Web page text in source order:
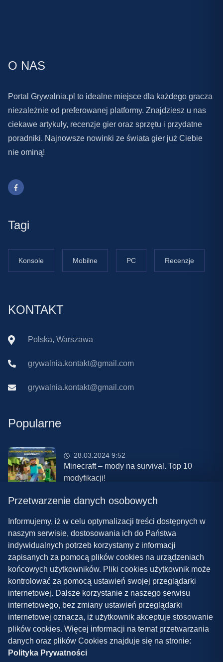
O NAS
Portal Grywalnia.pl to idealne miejsce dla każdego gracza
niezależnie od preferowanej platformy. Znajdziesz u nas
ciekawe artykuły, recenzje gier oraz sprzętu i przydatne
poradniki. Najnowsze nowinki ze świata gier już Ciebie
nie ominą!
Tagi
Konsole Mobilne PC Recenzje
KONTAKT
Polska, Warszawa
grywalnia.kontakt@gmail.com
grywalnia.kontakt@gmail.com
Popularne
28.03.2024 9:52
Minecraft – mody na survival. Top 10
modyfikacji!
08.03.2024 13:28
Najlepsze mody do ETS 2 w 2024 roku –
nowa paczka!
Polityka prywatności
Współpraca
Kontakt
Przetwarzenie danych osobowych
Informujemy, iż w celu optymalizacji treści dostępnych w
naszym serwisie, dostosowania ich do Państwa
indywidualnych potrzeb korzystamy z informacji
zapisanych za pomocą plików cookies na urządzeniach
końcowych użytkowników. Pliki cookies użytkownik może
kontrolować za pomocą ustawień swojej przeglądarki
internetowej. Dalsze korzystanie z naszego serwisu
internetowego, bez zmiany ustawień przeglądarki
internetowej oznacza, iż użytkownik akceptuje stosowanie
plików cookies. Więcej informacji na temat przetwarzania
danych oraz plików Cookies znajduje się na stronie:
Polityka Prywatności